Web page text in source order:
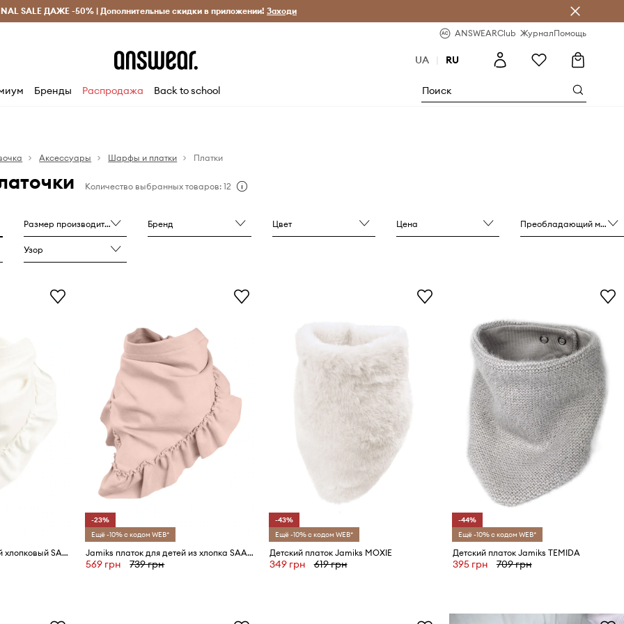
Исключительно оригинальные товары Экономь с Answear Club
SALE ДАЖЕ -50% | Дополнительные скидки в приложении! Заходи
ANSWEARClub ЖурналПомощь
UA | RU
Бренды Распродажа Back to school
Аксессуары Шарфы и платки Платки
Количество выбранных товаров: 12
Размер производителя Бренд Цвет Цена Преобладающий материал
Узор
Jamiks платок для детей хлопковый SAADA
-23%
Ещё -10% с кодом WEB*
Jamiks платок для детей из хлопка SAADA
569 грн 739 грн
-43%
Ещё -10% с кодом WEB*
Детский платок Jamiks MOXIE
349 грн 619 грн
-44%
Ещё -10% с кодом WEB*
Детский платок Jamiks TEMIDA
395 грн 709 грн